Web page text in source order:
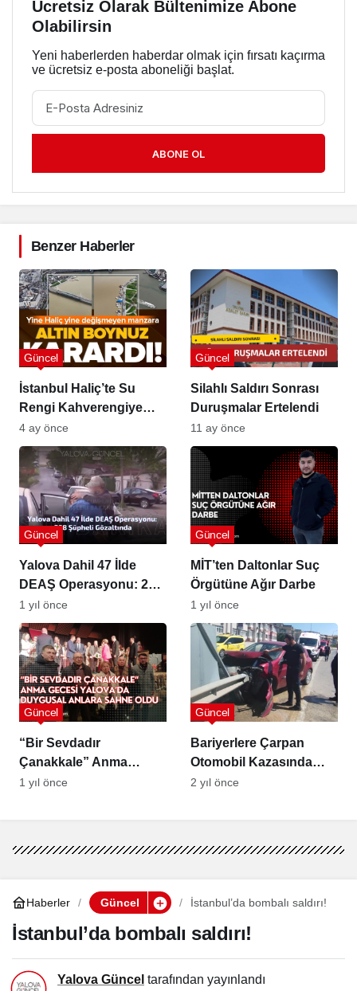
Ücretsiz Olarak Bültenimize Abone
Olabilirsin
Yeni haberlerden haberdar olmak için fırsatı kaçırma
ve ücretsiz e-posta aboneliği başlat.
ABONE OL
Benzer Haberler
İstanbul Haliç’te Su
Rengi Kahverengiye
Döndü, Kıyılarda Yoğun
Çamur Görüldü
Güncel
4 ay önce
Silahlı Saldırı Sonrası
Duruşmalar Ertelendi
Güncel
11 ay önce
Yalova Dahil 47 İlde
DEAŞ Operasyonu: 298
Gözaltı
Güncel
1 yıl önce
MİT’ten Daltonlar Suç
Örgütüne Ağır Darbe
Güncel
1 yıl önce
“Bir Sevdadır
Çanakkale” Anma
Gecesi Yalova’da
Güncel
1 yıl önce
Bariyerlere Çarpan
Otomobil Kazasında
Kadın Sürücü Yaralandı
Güncel
2 yıl önce
Haberler Güncel İstanbul’da bombalı saldırı!
İstanbul’da bombalı saldırı!
Yalova Güncel tarafından yayınlandı